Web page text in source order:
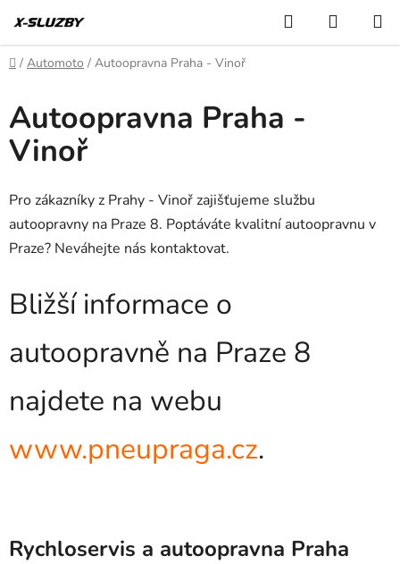
na
obsah
Hledat
KOŠÍK
Domů
/ Automoto / Autoopravna Praha - Vinoř
Autoopravna Praha -
Vinoř
Pro zákazníky z Prahy - Vinoř zajišťujeme službu
autoopravny na Praze 8. Poptáváte kvalitní autoopravnu v
Praze? Neváhejte nás kontaktovat.
Bližší informace o
autoopravně na Praze 8
najdete na webu
www.pneupraga.cz.
Rychloservis a autoopravna Praha